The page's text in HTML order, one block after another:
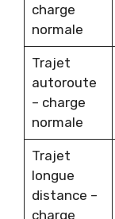
charge
normale
Trajet
autoroute
– charge
normale
Trajet
longue
distance –
charge